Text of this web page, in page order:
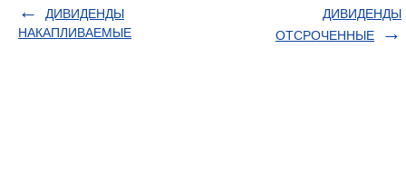
ДИВИДЕНДЫ
НАКАПЛИВАЕМЫЕ
ДИВИДЕНДЫ
ОТСРОЧЕННЫЕ